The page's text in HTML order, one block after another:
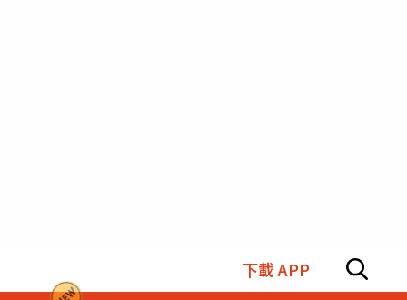
下載 APP